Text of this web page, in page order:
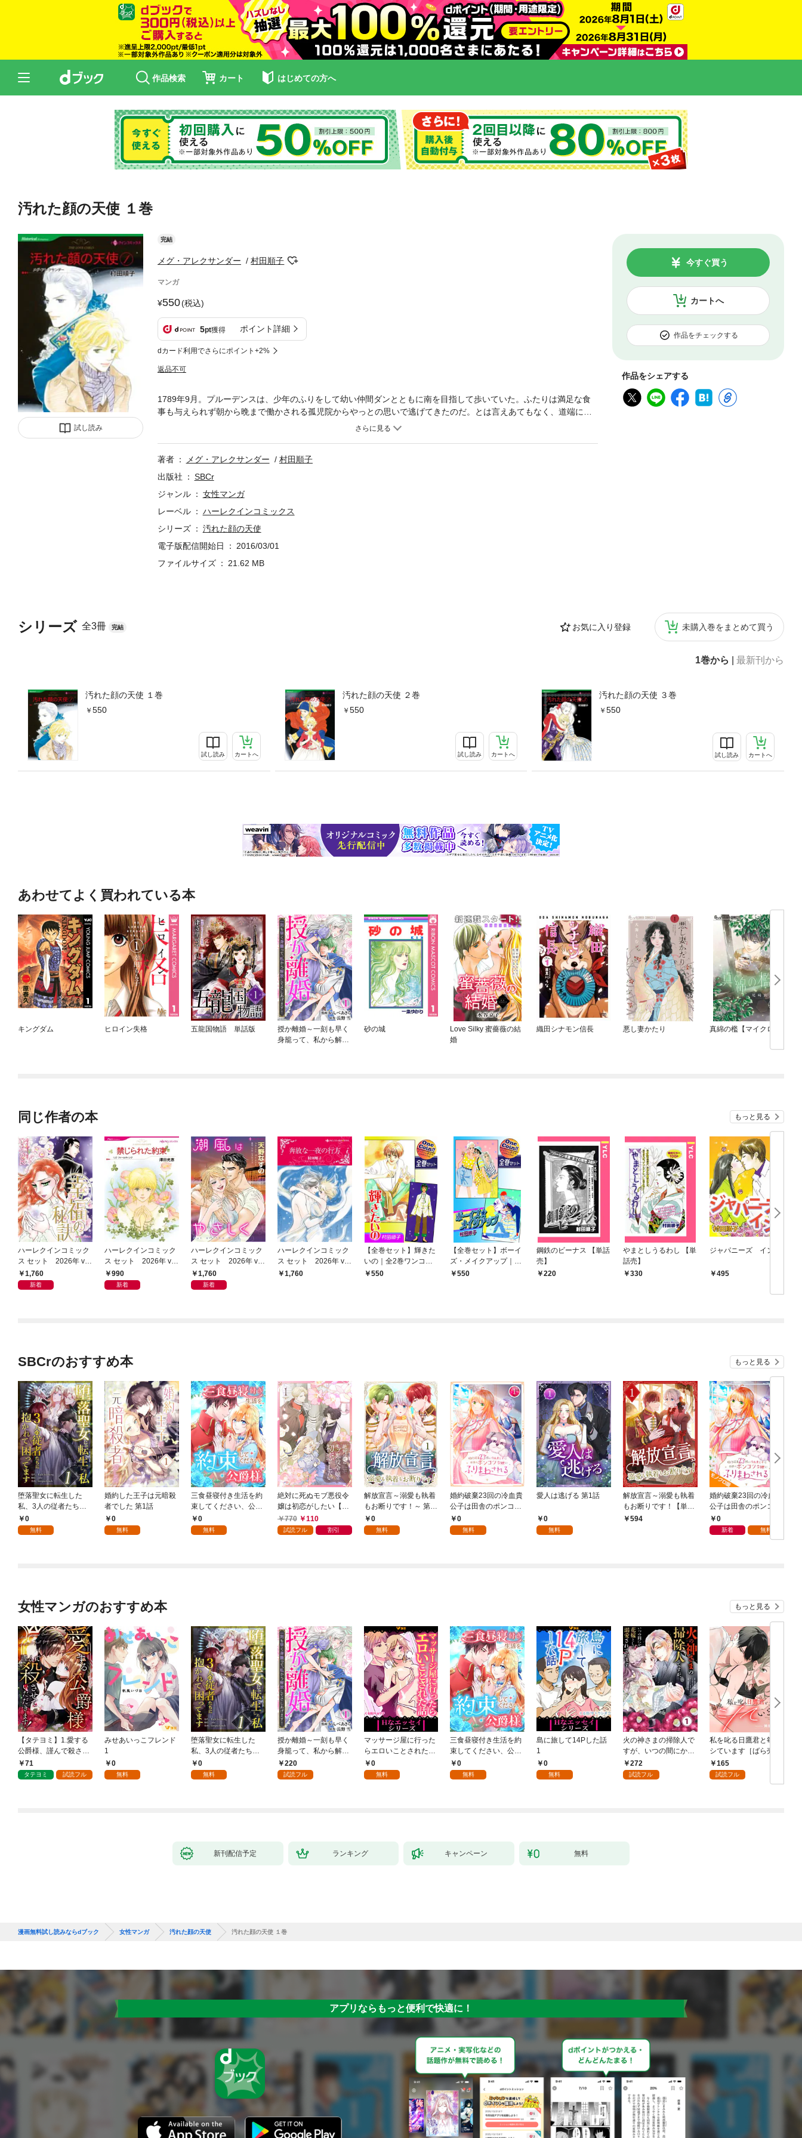
作品検索 カート はじめての方へ
汚れた顔の天使 １巻
試し読み
完結
メグ・アレクサンダー 村田順子
マンガ
550(税込)
5pt獲得 ポイント詳細
dカード利用でさらにポイント+2%
返品不可
カートへ
今すぐ買う
作品をチェックする
作品をシェアする
シリーズ 全3冊 完結 お気に入り登録 未購入巻をまとめて買う
1巻から 最新刊から
汚れた顔の天使 １巻
550
試し読み カートへ
汚れた顔の天使 ２巻
550
試し読み カートへ
汚れた顔の天使 ３巻
550
試し読み カートへ
1789年9月。プルーデンスは、少年のふりをして幼い仲間ダンとともに南を目指して歩いていた。ふたりは満足な食
事も与えられず朝から晩まで働かされる孤児院からやっとの思いで逃げてきたのだ。とは言えあてもなく、道端に倒
れそうになったそのとき、豪華な馬車の持ち主がふたりを救うが…？18世紀イギリスの底辺の子供と最上級の貴族が
著者 メグ・アレクサンダー
村田順子
出版社
SBCr
ジャンル
女性マンガ
レーベル
ハーレクインコミックス
シリーズ
汚れた顔の天使
電子版配信開始日
2016/03/01
ファイルサイズ
21.62 MB
あわせてよく買われている本
キングダム ヒロイン失格 五龍国物語 単話版
授か離婚～一刻も早く
身籠って、私から解放
砂の城
Love Silky 蜜薔薇の結
婚
織田シナモン信長 悪し妻かたり 真綿の檻【マイクロ】
同じ作者の本 もっと見る
ハーレクインコミック
ス セット 2026年 vo
l.1079
1,760
新着
ハーレクインコミック
ス セット 2026年 vo
l.943
990
新着
ハーレクインコミック
ス セット 2026年 vo
l.1065
1,760
新着
ハーレクインコミック
ス セット 2026年 vo
l.903
1,760
【全巻セット】輝きた
いの｜全2巻ワンコイ
ン！！
550
【全巻セット】ボーイ
ズ・メイクアップ｜全
2巻ワンコイン！！
550
鋼鉄のビーナス 【単話
売】
220
やまとしうるわし 【単
話売】
330
ジャパニーズ イン
495
SBCrのおすすめ本 もっと見る
堕落聖女に転生した
私、3人の従者たちに
抱かれて困ってます 第
1話
0
無料
婚約した王子は元暗殺
者でした 第1話
0
無料
三食昼寝付き生活を約
束してください、公爵
様 1話
0
無料
絶対に死ぬモブ悪役令
嬢は初恋がしたい【単
行本版】 1巻
770 110
試読フル 割引
解放宣言～溺愛も執着
もお断りです！～ 第1
話0
無料
婚約破棄23回の冷血貴
公子は田舎のポンコツ
令嬢にふりまわされる
1話
0
無料
愛人は逃げる 第1話
0
無料
解放宣言～溺愛も執着
もお断りです！【単行
本版】 1巻
594
婚約破棄23回の冷血貴
公子は田舎のポンコツ
令嬢にふりまわされる
モノクロ版 第1話
0
新着 無料
女性マンガのおすすめ本 もっと見る
【タテヨミ】1.愛する
公爵様、謹んで殺させ
ていただきます！
71
タテヨミ 試読フル
みせあいっこフレンド
1
0
無料
堕落聖女に転生した
私、3人の従者たちに
抱かれて困ってます 第
1話
0
無料
授か離婚～一刻も早く
身籠って、私から解放
してさしあげます！1
220
試読フル
マッサージ屋に行った
らエロいことされた話
1 0
無料
三食昼寝付き生活を約
束してください、公爵
様 1話
0
無料
島に旅して14Pした話
1
0
無料
火の神さまの掃除人で
すが、いつの間にか花
嫁として溺愛されてい
ます【単話】（１）
272
試読フル
私を叱る日鷹君と毎晩
シています［ばら売
り］ 第1話
165
試読フル
新刊配信予定 ランキング キャンペーン 無料
漫画無料試し読みならdブック 女性マンガ 汚れた顔の天使 汚れた顔の天使 １巻
アプリならもっと便利で快適に！